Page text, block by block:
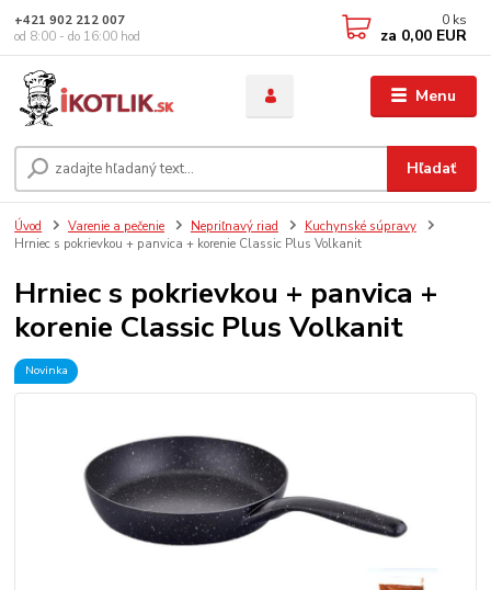
Menu
Hľadať
+421 902 212 007
od 8:00 - do 16:00 hod
0 ks
za 0,00 EUR
Úvod Varenie a pečenie Nepriľnavý riad
Kuchynské súpravy
Hrniec s pokrievkou + panvica + korenie Classic Plus Volkanit
Hrniec s pokrievkou + panvica +
korenie Classic Plus Volkanit
Novinka